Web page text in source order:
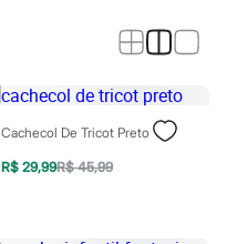
Cachecol De Tricot Preto
R$ 29,99R$ 45,99